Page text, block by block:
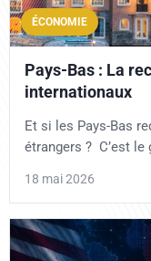
ÉCONOMIE
Pays-Bas : La
internationaux
Et si les Pays-Bas
étrangers ? C’est le
18 mai 2026